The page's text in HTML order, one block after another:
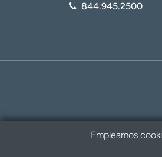
844.945.2500
Empleamos